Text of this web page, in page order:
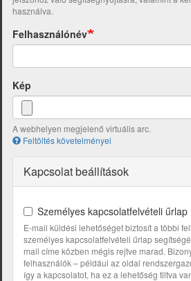
használva.
Felhasználónév
Kép
A webhelyen megjelenő virtuális arc.
Feltöltés követelményei
Kapcsolat beállítások
Személyes kapcsolatfelvételi űrlap
E-mail küldési lehetőséget biztosít a többi
személyes kapcsolatfelvételi űrlap
mail címe közben mégis rejtve marad.
felhasználók – például az oldal
így a kapcsolatot, ha ez a lehetőség tiltva